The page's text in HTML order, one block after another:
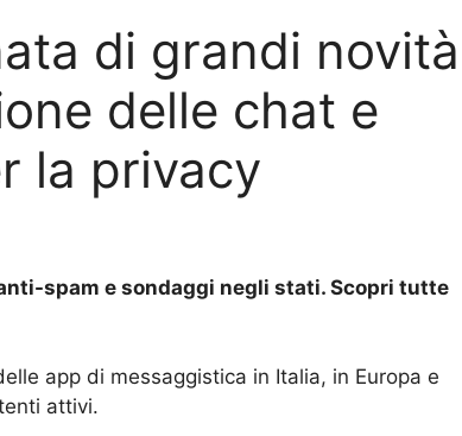
di grandi novità
delle chat e
la privacy
spam e sondaggi negli stati. Scopri tutte
app di messaggistica in Italia, in Europa e
attivi.